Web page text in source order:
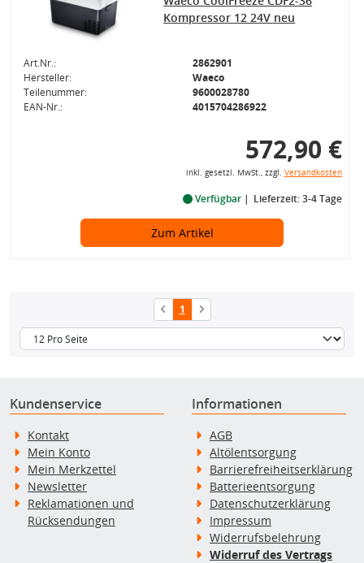
Kompressor 12 24V neu
Art.Nr.:
2862901
Hersteller:
Waeco
Teilenummer:
9600028780
EAN-Nr.:
4015704286922
572,90 €
inkl. gesetzl. MwSt., zzgl. Versandkosten
Verfügbar Lieferzeit: 3-4 Tage
Zum Artikel
1
Kundenservice
Kontakt
Mein Konto
Mein Merkzettel
Newsletter
Reklamationen und
Rücksendungen
Informationen
AGB
Altölentsorgung
Barrierefreiheitserklärung
Batterieentsorgung
Datenschutzerklärung
Impressum
Widerrufsbelehrung
Widerruf des Vertrags